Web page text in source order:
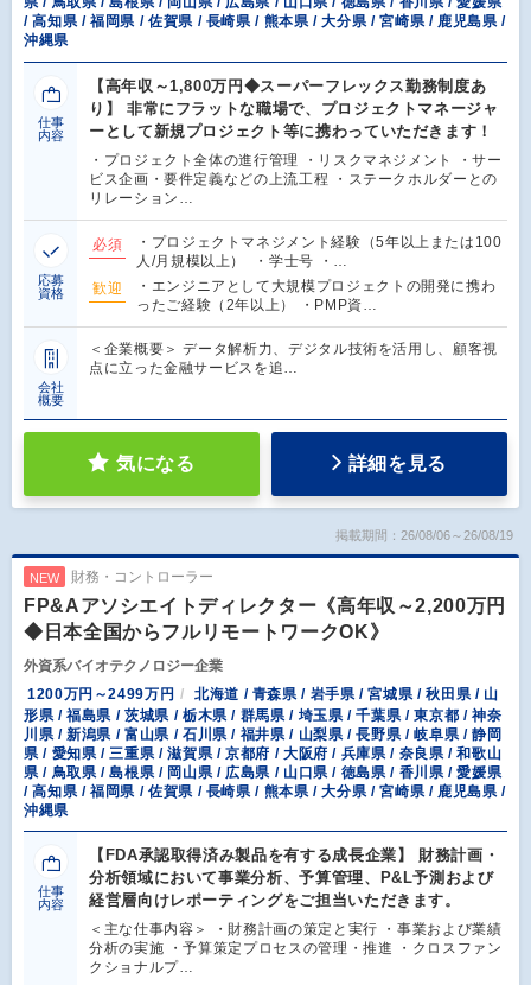
/ 高知県 / 福岡県 / 佐賀県 / 長崎県 / 熊本県 / 大分県 / 宮崎県 / 鹿児島県 /
沖縄県
仕事
内容
【高年収～1,800万円◆スーパーフレックス勤務制度あ
り】 非常にフラットな職場で、プロジェクトマネージャ
ーとして新規プロジェクト等に携わっていただきます！
・プロジェクト全体の進行管理 ・リスクマネジメント ・サー
ビス企画・要件定義などの上流工程 ・ステークホルダーとの
リレーション…
応募
資格
必須
・プロジェクトマネジメント経験（5年以上または100
人/月規模以上） ・学士号 ・…
歓迎
・エンジニアとして大規模プロジェクトの開発に携わ
ったご経験（2年以上） ・PMP資…
会社
概要
＜企業概要＞ データ解析力、デジタル技術を活用し、顧客視
点に立った金融サービスを追…
気になる 詳細を見る
掲載期間：26/08/06～26/08/19
NEW 財務・コントローラー
FP&Aアソシエイトディレクター《高年収～2,200万円
◆日本全国からフルリモートワークOK》
外資系バイオテクノロジー企業
1200万円～2499万円
北海道 / 青森県 / 岩手県 / 宮城県 / 秋田県 / 山
形県 / 福島県 / 茨城県 / 栃木県 / 群馬県 / 埼玉県 / 千葉県 / 東京都 / 神奈
川県 / 新潟県 / 富山県 / 石川県 / 福井県 / 山梨県 / 長野県 / 岐阜県 / 静岡
県 / 愛知県 / 三重県 / 滋賀県 / 京都府 / 大阪府 / 兵庫県 / 奈良県 / 和歌山
県 / 鳥取県 / 島根県 / 岡山県 / 広島県 / 山口県 / 徳島県 / 香川県 / 愛媛県
/ 高知県 / 福岡県 / 佐賀県 / 長崎県 / 熊本県 / 大分県 / 宮崎県 / 鹿児島県 /
沖縄県
仕事
内容
【FDA承認取得済み製品を有する成長企業】 財務計画・
分析領域において事業分析、予算管理、P&L予測および
経営層向けレポーティングをご担当いただきます。
＜主な仕事内容＞ ・財務計画の策定と実行 ・事業および業績
分析の実施 ・予算策定プロセスの管理・推進 ・クロスファン
クショナルプ…